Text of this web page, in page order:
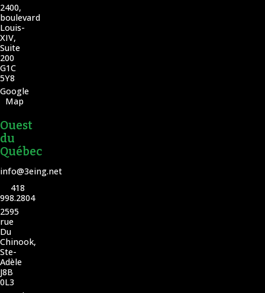
2400,
boulevard
Louis-
XIV,
Suite
200
G1C
5Y8
Google
Map
Ouest
du
Québec
info@3eing.net
418
998.2804
2595
rue
Du
Chinook,
Ste-
Adèle
J8B
0L3